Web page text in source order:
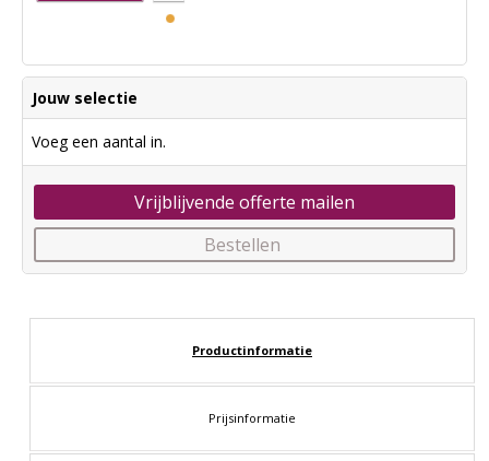
Jouw selectie
Voeg een aantal in.
Vrijblijvende offerte mailen
Bestellen
Productinformatie
Prijsinformatie